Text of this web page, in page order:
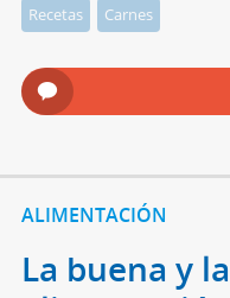
Recetas Carnes
ALIMENTACIÓN
La buena y